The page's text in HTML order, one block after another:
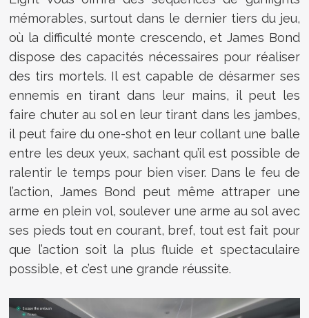
mémorables, surtout dans le dernier tiers du jeu,
où la difficulté monte crescendo, et James Bond
dispose des capacités nécessaires pour réaliser
des tirs mortels. Il est capable de désarmer ses
ennemis en tirant dans leur mains, il peut les
faire chuter au sol en leur tirant dans les jambes,
il peut faire du one-shot en leur collant une balle
entre les deux yeux, sachant qu’il est possible de
ralentir le temps pour bien viser. Dans le feu de
l’action, James Bond peut même attraper une
arme en plein vol, soulever une arme au sol avec
ses pieds tout en courant, bref, tout est fait pour
que l’action soit la plus fluide et spectaculaire
possible, et c’est une grande réussite.